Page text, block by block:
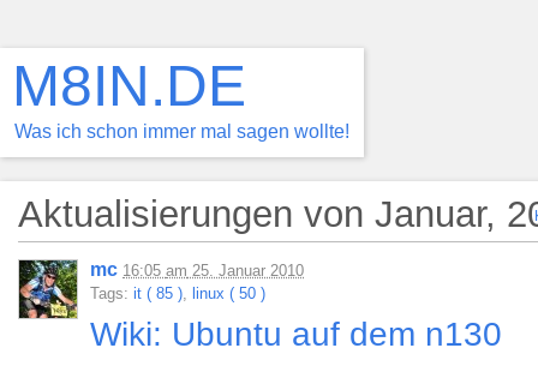
M8IN.DE
Was ich schon immer mal sagen wollte!
Aktualisierungen von Januar,
mc 16:05 am 25. Januar 2010
Tags: it ( 85 ), linux ( 50 )
Wiki: Ubuntu auf dem n130